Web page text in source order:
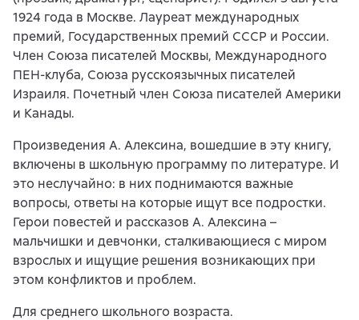
1924 года в Москве. Лауреат международных
премий, Государственных премий СССР и России.
Член Союза писателей Москвы, Международного
ПЕН-клуба, Союза русскоязычных писателей
Израиля. Почетный член Союза писателей Америки
и Канады.
Произведения А. Алексина, вошедшие в эту книгу,
включены в школьную программу по литературе. И
это неслучайно: в них поднимаются важные
вопросы, ответы на которые ищут все подростки.
Герои повестей и рассказов А. Алексина –
мальчишки и девчонки, сталкивающиеся с миром
взрослых и ищущие решения возникающих при
этом конфликтов и проблем.
Для среднего школьного возраста.